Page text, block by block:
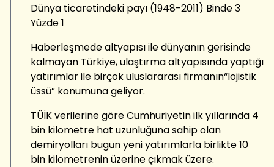
Dünya ticaretindeki payı (1948-2011) Binde 3
Yüzde 1
Haberleşmede altyapısı ile dünyanın gerisinde
kalmayan Türkiye, ulaştırma altyapısında yaptığı
yatırımlar ile birçok uluslararası firmanın“lojistik
üssü” konumuna geliyor.
TÜİK verilerine göre Cumhuriyetin ilk yıllarında 4
bin kilometre hat uzunluğuna sahip olan
demiryolları bugün yeni yatırımlarla birlikte 10
bin kilometrenin üzerine çıkmak üzere.